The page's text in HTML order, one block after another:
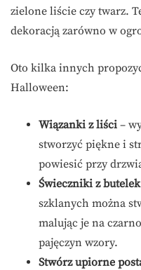
zielone liście czy twarz.
dekoracją zarówno w
Oto kilka innych
Halloween:
Wiązanki z liści –
stworzyć piękne i
powiesić przy
Świeczniki z butelek
szklanych można
malując je na
pajęczyn wzory.
Stwórz upiorne